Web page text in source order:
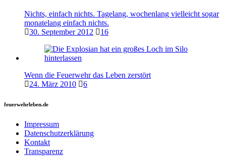
Nichts, einfach nichts. Tagelang, wochenlang vielleicht sogar
monatelang einfach nichts.
30. September 2012
16
Wenn die Feuerwehr das Leben zerstört
24. März 2010
6
feuerwehrleben.de
Impressum
Datenschutzerklärung
Kontakt
Transparenz